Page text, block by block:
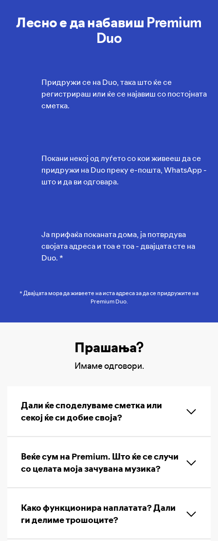
Лесно е да набавиш Premium
Duo
Придружи се на Duo, така што ќе се
регистрираш или ќе се најавиш со постојната
сметка.
Покани некој од луѓето со кои живееш да се
придружи на Duo преку е-пошта, WhatsApp -
што и да ви одговара.
Ја прифаќа поканата дома, ја потврдува
својата адреса и тоа е тоа - двајцата сте на
Duo. *
* Двајцата мора да живеете на иста адреса за да се придружите на
Premium Duo.
Прашања?
Имаме одговори.
Дали ќе споделуваме сметка или
секој ќе си добие своја?
Веќе сум на Premium. Што ќе се случи
со целата моја зачувана музика?
Како функционира наплатата? Дали
ги делиме трошоците?